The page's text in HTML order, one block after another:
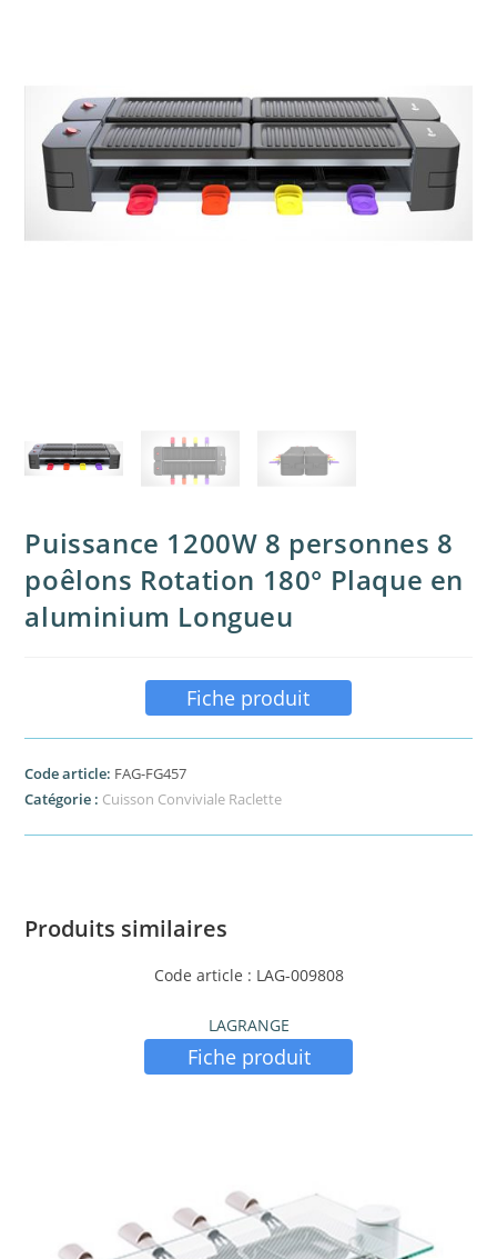
Puissance 1200W 8 personnes 8
poêlons Rotation 180° Plaque en
aluminium Longueu
Fiche produit
Code article: FAG-FG457
Catégorie : Cuisson Conviviale Raclette
Produits similaires
Code article : LAG-009808
LAGRANGE
Fiche produit